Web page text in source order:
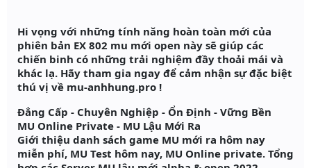
Hi vọng với những tính năng hoàn toàn mới của
phiên bản EX 802 mu mới open này sẽ giúp các
chiến binh có những trải nghiệm đầy thoải mái và
khác lạ. Hãy tham gia ngay để cảm nhận sự đặc biệt
thú vị về mu-anhhung.pro !
Đẳng Cấp - Chuyên Nghiệp - Ổn Định - Vững Bền
MU Online Private - MU Lậu Mới Ra​
Giới thiệu danh sách game MU mới ra hôm nay
miễn phí, MU Test hôm nay, MU Online private. Tổng